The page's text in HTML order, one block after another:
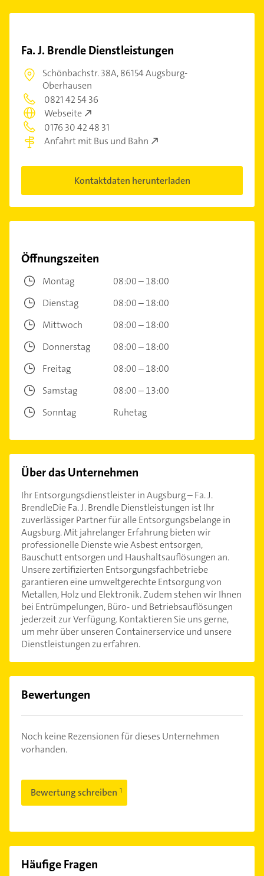
Fa. J. Brendle Dienstleistungen
Schönbachstr. 38A,86154 Augsburg-
Oberhausen
0821 42 54 36
Webseite
0176 30 42 48 31
Anfahrt mit Bus und Bahn
Kontaktdaten herunterladen
Öffnungszeiten
Montag
08:00 – 18:00
Dienstag
08:00 – 18:00
Mittwoch
08:00 – 18:00
Donnerstag
08:00 – 18:00
Freitag
08:00 – 18:00
Samstag
08:00 – 13:00
Sonntag
Ruhetag
Über das Unternehmen
Ihr Entsorgungsdienstleister in Augsburg – Fa. J.
BrendleDie Fa. J. Brendle Dienstleistungen ist Ihr
zuverlässiger Partner für alle Entsorgungsbelange in
Augsburg. Mit jahrelanger Erfahrung bieten wir
professionelle Dienste wie Asbest entsorgen,
Bauschutt entsorgen und Haushaltsauflösungen an.
Unsere zertifizierten Entsorgungsfachbetriebe
garantieren eine umweltgerechte Entsorgung von
Metallen, Holz und Elektronik. Zudem stehen wir Ihnen
bei Entrümpelungen, Büro- und Betriebsauflösungen
jederzeit zur Verfügung. Kontaktieren Sie uns gerne,
um mehr über unseren Containerservice und unsere
Dienstleistungen zu erfahren.
Bewertungen
Noch keine Rezensionen für dieses Unternehmen
vorhanden.
Bewertung schreiben
Häufige Fragen